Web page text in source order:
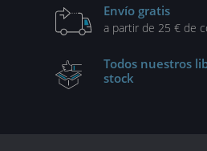
Envío gratis
a partir de 25 € de
Todos nuestros
stock